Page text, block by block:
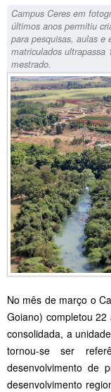
Campus Ceres em
últimos anos permitiu
para pesquisas, aulas e
matriculados ultrapassa
mestrado.
No mês de março o
Goiano) completou
consolidada, a
tornou-se ser
desenvolvimento de
desenvolvimento